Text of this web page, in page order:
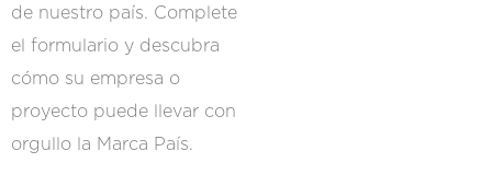
de nuestro país. Complete
el formulario y descubra
cómo su empresa o
proyecto puede llevar con
orgullo la Marca País.